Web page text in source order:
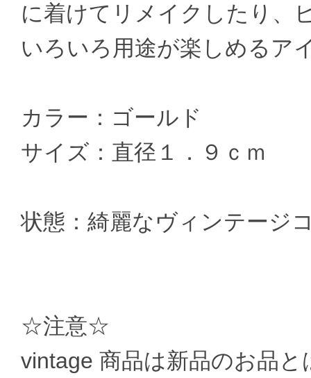
に着けてリメイクしたり、
いろいろ用途が楽しめるア
カラー：ゴールド
サイズ：直径１．９ｃｍ
状態：綺麗なヴィンテージ
☆注意☆
vintage 商品は新品のお品